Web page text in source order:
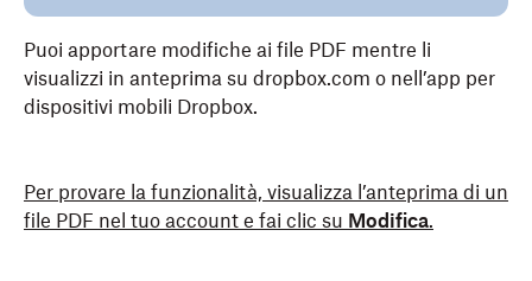
Puoi apportare modifiche ai file PDF mentre li
visualizzi in anteprima su dropbox.com o nell’app per
dispositivi mobili Dropbox.
Per provare la funzionalità, visualizza l’anteprima di un
file PDF nel tuo account e fai clic su Modifica.